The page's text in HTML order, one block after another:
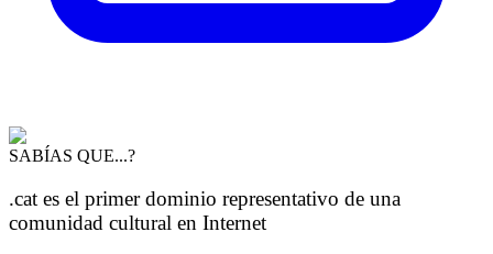
SABÍAS QUE...?
.cat es el primer dominio representativo de una
comunidad cultural en Internet